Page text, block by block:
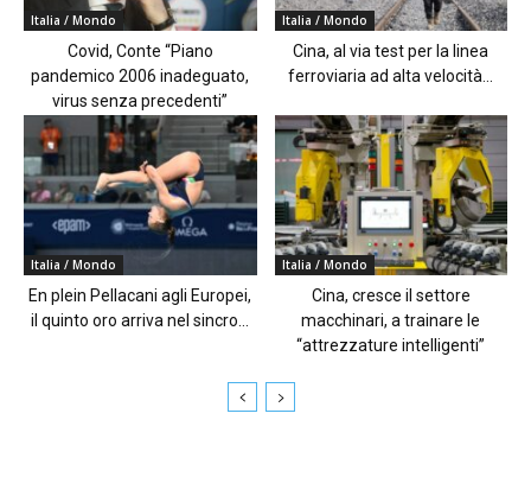
Italia / Mondo
Covid, Conte “Piano
pandemico 2006 inadeguato,
virus senza precedenti”
Italia / Mondo
Cina, al via test per la linea
ferroviaria ad alta velocità...
Italia / Mondo
En plein Pellacani agli Europei,
il quinto oro arriva nel sincro...
Italia / Mondo
Cina, cresce il settore
macchinari, a trainare le
“attrezzature intelligenti”